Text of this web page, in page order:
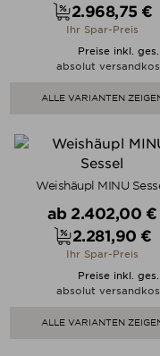
Preis
2.968,75 €
Ihr Spar-Preis
Preise inkl.
absolut
ALLE VARIANTEN
Weishäupl MINU
Verkaufspreis
ab 2.402,00 €
Preis
2.281,90 €
Ihr Spar-Preis
Preise inkl. ges.
absolut
ALLE VARIANTEN